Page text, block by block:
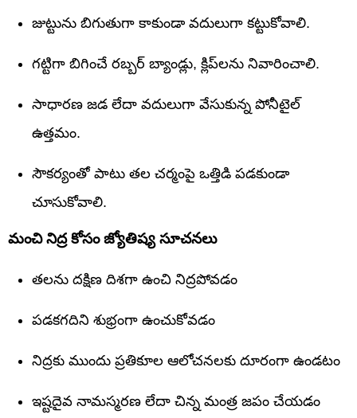
జుట్టును బిగుతుగా కాకుండా వదులుగా కట్టుకోవాలి.
గట్టిగా బిగించే రబ్బర్ బ్యాండ్లు, క్లిప్‌లను నివారించాలి.
సాధారణ జడ లేదా వదులుగా వేసుకున్న పోనీటైల్
ఉత్తమం.
సౌకర్యంతో పాటు తల చర్మంపై ఒత్తిడి పడకుండా
చూసుకోవాలి.
మంచి నిద్ర కోసం జ్యోతిష్య సూచనలు
తలను దక్షిణ దిశగా ఉంచి నిద్రపోవడం
పడకగదిని శుభ్రంగా ఉంచుకోవడం
నిద్రకు ముందు ప్రతికూల ఆలోచనలకు దూరంగా ఉండటం
ఇష్టదైవ నామస్మరణ లేదా చిన్న మంత్ర జపం చేయడం